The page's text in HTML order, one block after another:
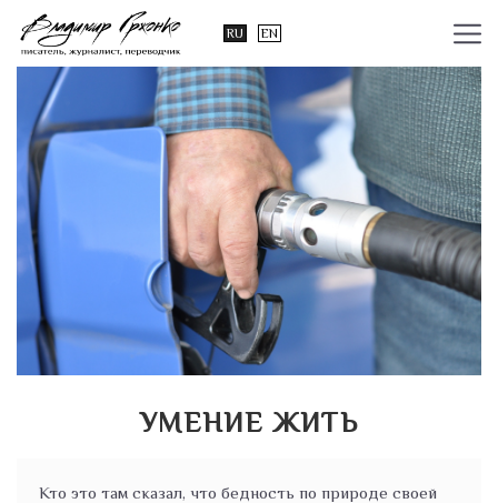
RU EN
УМЕНИЕ ЖИТЬ
Кто это там сказал, что бедность по природе своей